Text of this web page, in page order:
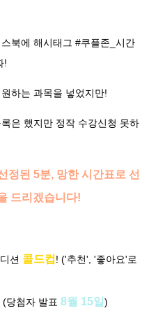
스북에 해시태그#쿠플존_시간
!
하는 과목을 넣었지만!
은 했지만 정작 수강신청 못하
정된 5분, 망한 시간표로 선
드리겠습니다!
션 콜드컵 ! ('추천', '좋아요'로
(당첨자 발표8월 15일)